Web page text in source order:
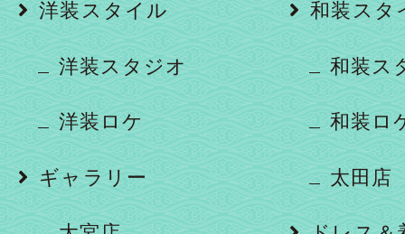
洋装スタイル
洋装スタジオ
洋装ロケ
和装スタ
和装ス
和装ロ
ギャラリー 太田店